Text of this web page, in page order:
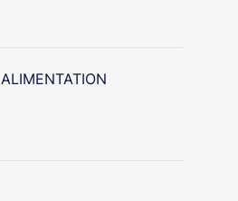
ALIMENTATION